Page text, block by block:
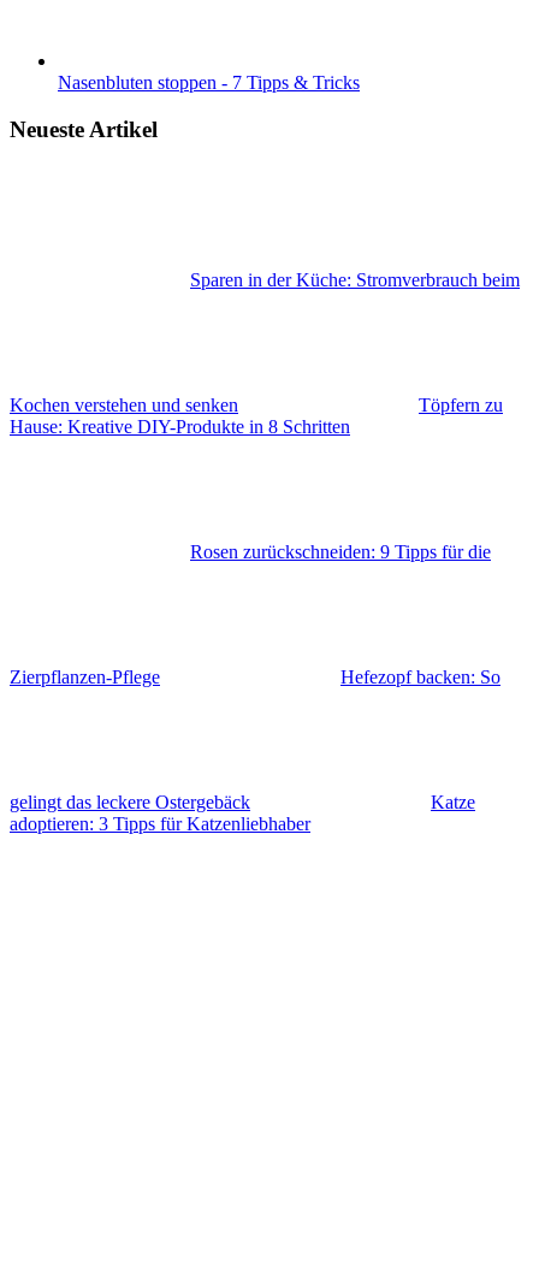
Nasenbluten stoppen - 7 Tipps & Tricks
Neueste Artikel
Sparen in der Küche: Stromverbrauch beim
Kochen verstehen und senken
Töpfern zu
Hause: Kreative DIY-Produkte in 8 Schritten
Rosen zurückschneiden: 9 Tipps für die
Zierpflanzen-Pflege Hefezopf backen: So
gelingt das leckere Ostergebäck
Katze
adoptieren: 3 Tipps für Katzenliebhaber